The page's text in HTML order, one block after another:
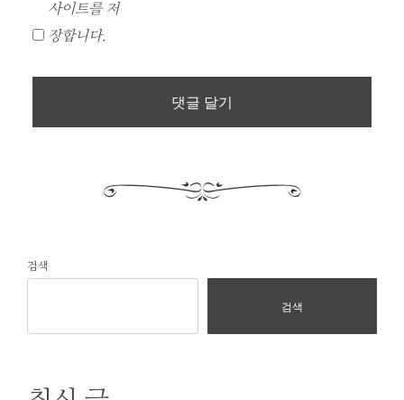
사이트를 저
장합니다.
검색
검색